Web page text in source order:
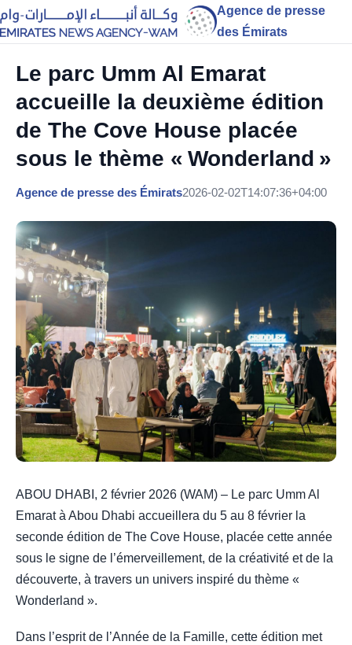
Agence de presse
des Émirats
Le parc Umm Al Emarat
accueille la deuxième édition
de The Cove House placée
sous le thème « Wonderland »
Agence de presse des Émirats2026-02-02T14:07:36+04:00
ABOU DHABI, 2 février 2026 (WAM) – Le parc Umm Al
Emarat à Abou Dhabi accueillera du 5 au 8 février la
seconde édition de The Cove House, placée cette année
sous le signe de l’émerveillement, de la créativité et de la
découverte, à travers un univers inspiré du thème «
Wonderland ».
Dans l’esprit de l’Année de la Famille, cette édition met